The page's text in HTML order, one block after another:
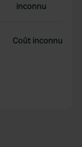
inconnu
Coût inconnu